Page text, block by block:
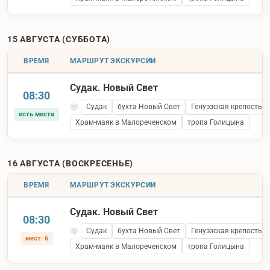
15 АВГУСТА (СУББОТА)
ВРЕМЯ МАРШРУТ ЭКСКУРСИИ
08:30
есть места
Судак. Новый Свет
Судак бухта Новый Свет
Генуэзская крепость
Храм-маяк в Малореченском
тропа Голицына
16 АВГУСТА (ВОСКРЕСЕНЬЕ)
ВРЕМЯ МАРШРУТ ЭКСКУРСИИ
08:30
мест: 6
Судак. Новый Свет
Судак бухта Новый Свет
Генуэзская крепость
Храм-маяк в Малореченском
тропа Голицына